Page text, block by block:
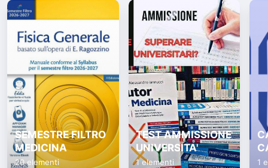
SEMESTRE FILTRO
MEDICINA
20 elementi
TEST AMMISSIONE
UNIVERSITA'
1 elementi 1